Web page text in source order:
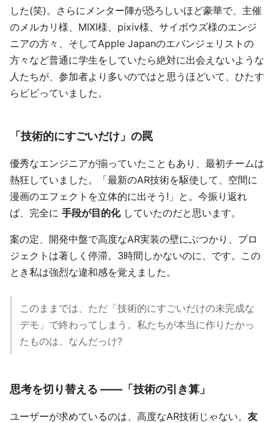
した(笑)。さらにメンター陣が恐ろしいほど豪華で、主催
のメルカリ様、MIXI様、pixiv様、サイボウズ様のエンジ
ニアの方々、そしてApple Japanのエバンジェリストの
方々など普通に学生をしていたら絶対に出会えないような
人たちが、参加者より多いのではと思うほどいて、ひたす
らビビっていました。
「技術的にすごいだけ」の罠
優秀なエンジニアが揃っていたこともあり、最初チームは
熱狂していました。「最新のAR技術を駆使して、空間に
漫画のエフェクトを立体的に出そう!」と。今振り返れ
ば、完全に 手段が目的化していたのだと思います。
案の定、開発中盤で高度なAR実装の壁にぶつかり、プロ
ジェクトは著しく停滞。3時間しかないのに、です。この
とき私は強烈な違和感を覚えました。
このままでは、ただ「技術的にすごいだけの未完成な
デモ」で終わってしまう。私たちが本当に作りたかっ
たものは、なんだっけ?
思考を切り替える ——「技術の引き算」
ユーザーが求めているのは、高度なAR技術じゃない。 友